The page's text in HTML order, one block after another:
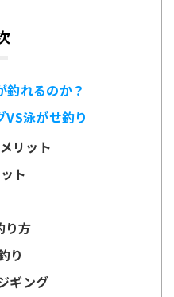
釣れるのか？
VS泳がせ釣り
リット
ト
り方
り
ギング